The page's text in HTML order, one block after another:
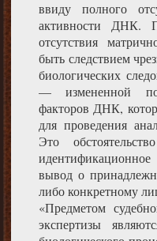
ввиду полного
активности ДНК.
отсутствия
быть следствием
биологических
— измененной
факторов ДНК,
для проведения
Это
вывод о
либо конкретному
«Предметом
экспертизы